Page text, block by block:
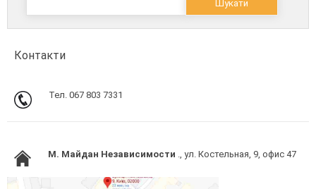
Контакти
Тел. 067 803 7331
M. Майдан Независимости ., ул. Костельная, 9, офис 47